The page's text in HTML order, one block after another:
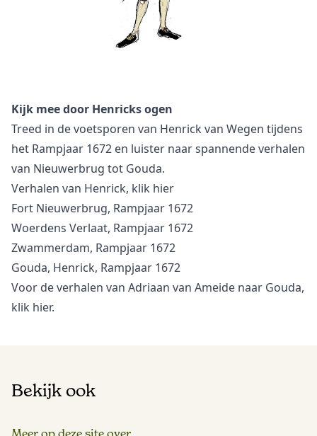
Kijk mee door Henricks ogen
Treed in de voetsporen van Henrick van Wegen tijdens
het Rampjaar 1672 en luister naar spannende verhalen
van Nieuwerbrug tot Gouda.
Verhalen van Henrick, klik hier
Fort Nieuwerbrug, Rampjaar 1672
Woerdens Verlaat, Rampjaar 1672
Zwammerdam, Rampjaar 1672
Gouda, Henrick, Rampjaar 1672
Voor de verhalen van Adriaan van Ameide naar Gouda,
klik hier.
Bekijk ook
Meer op deze site over